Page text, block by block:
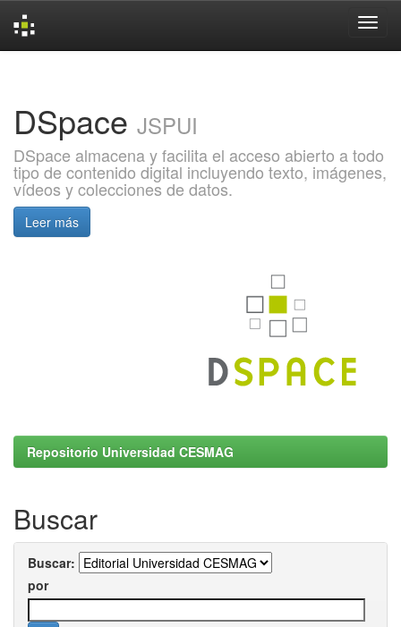
DSpace JSPUI
DSpace almacena y facilita el acceso abierto a todo
tipo de contenido digital incluyendo texto, imágenes,
vídeos y colecciones de datos.
Leer más
Repositorio Universidad CESMAG
Buscar
Buscar:
por